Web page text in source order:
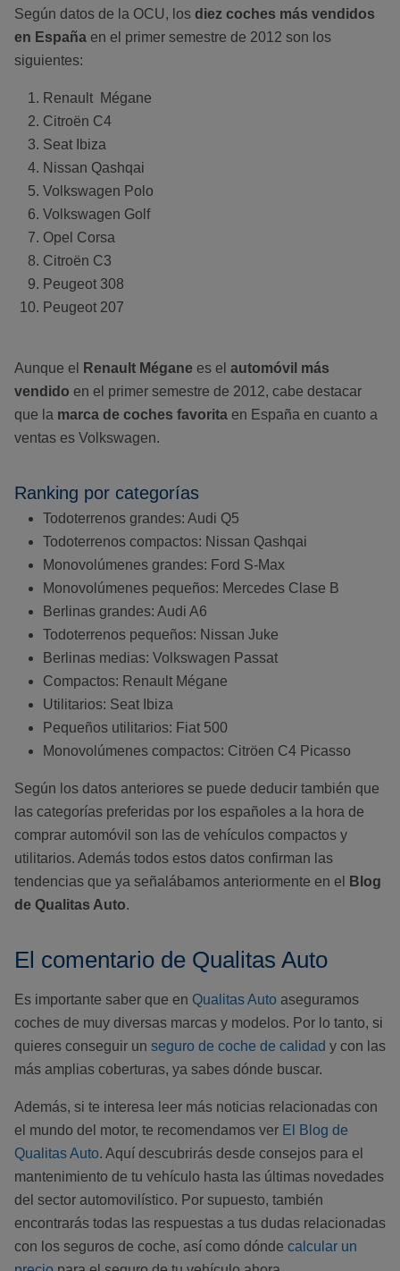
Según datos de la OCU, los diez coches más vendidos
en España en el primer semestre de 2012 son los
siguientes:
Renault Mégane
Citroën C4
Seat Ibiza
Nissan Qashqai
Volkswagen Polo
Volkswagen Golf
Opel Corsa
Citroën C3
Peugeot 308
Peugeot 207
Aunque el Renault Mégane es el automóvil más
vendido en el primer semestre de 2012, cabe destacar
que la marca de coches favorita en España en cuanto a
ventas es Volkswagen.
Ranking por categorías
Todoterrenos grandes: Audi Q5
Todoterrenos compactos: Nissan Qashqai
Monovolúmenes grandes: Ford S-Max
Monovolúmenes pequeños: Mercedes Clase B
Berlinas grandes: Audi A6
Todoterrenos pequeños: Nissan Juke
Berlinas medias: Volkswagen Passat
Compactos: Renault Mégane
Utilitarios: Seat Ibiza
Pequeños utilitarios: Fiat 500
Monovolúmenes compactos: Citröen C4 Picasso
Según los datos anteriores se puede deducir también que
las categorías preferidas por los españoles a la hora de
comprar automóvil son las de vehículos compactos y
utilitarios. Además todos estos datos confirman las
tendencias que ya señalábamos anteriormente en el
Blog
de Qualitas Auto.
El comentario de Qualitas Auto
Es importante saber que en Qualitas Auto aseguramos
coches de muy diversas marcas y modelos. Por lo tanto, si
quieres conseguir un seguro de coche de calidad y con las
más amplias coberturas, ya sabes dónde buscar.
Además, si te interesa leer más noticias relacionadas con
el mundo del motor, te recomendamos ver El Blog de
Qualitas Auto. Aquí descubrirás desde consejos para el
mantenimiento de tu vehículo hasta las últimas novedades
del sector automovilístico. Por supuesto, también
encontrarás todas las respuestas a tus dudas relacionadas
con los seguros de coche, así como dónde calcular un